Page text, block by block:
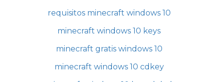
requisitos minecraft windows 10
minecraft windows 10 keys
minecraft gratis windows 10
minecraft windows 10 cdkey